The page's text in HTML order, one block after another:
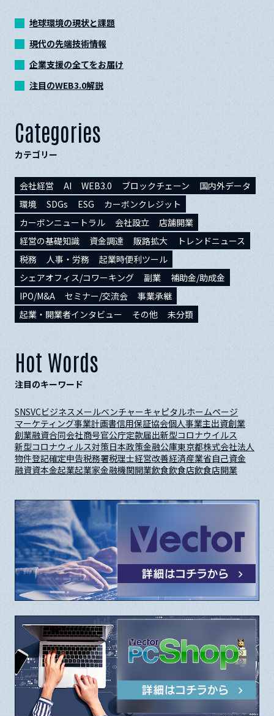
地球環境の現状と課題
現代の先端技術情報
企業支援の全てをお届け
注目のWEB3.0解説
Categories
カテゴリー
会社経営 AI WEB3.0 ブロックチェーン
国内外データ
環境
SDGs ESG
カーボンクレジット
カーボンニュートラル
会社設立
店舗開業
経営の基礎知識
資金調達 販路拡大
トレンドニュース
税務
人事・労務
起業時便利ツール
シェアオフィス/コワーキング
副業
補助金/助成金
IPO/M&A
セミナー/交流会
事業承継
起業・開業者インタビュー
その他 未分類
Hot Words
注目のキーワード
SNSVCビジネスメールベンチャーキャピタルホームページ
マーケティング事業計画書信用保証協会個人事業主出資創業
創業融資合同会社商号官公庁定款届出新型コロナウイルス
新型コロナウィルス対策日本政策金融公庫東京都株式会社法人
物件登記確定申告税務署税理士経営改善経済産業省自己資金
融資資本金起業起業家金融機関開業飲食飲食店飲食店開業